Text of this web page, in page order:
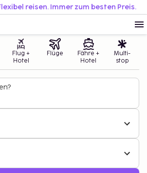
reisen. Immer zum besten Preis.
Flug +
Hotel
Flüge
Fähre +
Hotel
Multi-
stop